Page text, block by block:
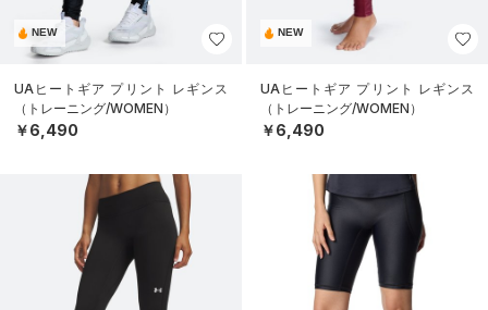
NEW
UAヒートギア プリント レギンス
（トレーニング/WOMEN）
￥6,490
NEW
UAヒートギア プリント レギンス
（トレーニング/WOMEN）
￥6,490